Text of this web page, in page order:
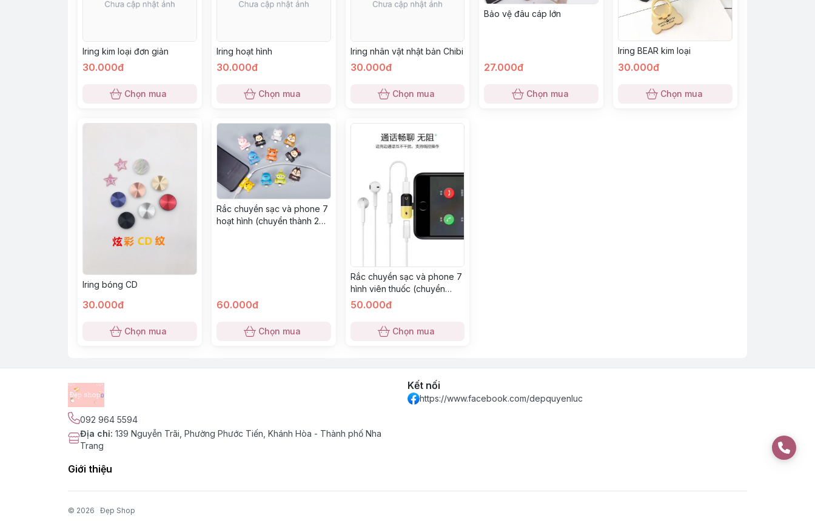
Iring kim loại đơn giản
30.000đ
Chọn mua
Iring hoạt hình
30.000đ
Chọn mua
Iring nhân vật nhật bản Chibi
30.000đ
Chọn mua
Bảo vệ đâu cáp lớn
27.000đ
Chọn mua
Iring BEAR kim loại
30.000đ
Chọn mua
Iring bóng CD
30.000đ
Chọn mua
Rắc chuyền sạc và phone 7
hoạt hình (chuyển thành 2
60.000đ
Chọn mua
Rắc chuyền sạc và phone 7
hình viên thuốc (chuyển
thành 2 rắc dẹp)
50.000đ
Chọn mua
092 964 5594
Địa chỉ: 139 Nguyễn Trãi, Phường Phước Tiến, Khánh Hòa - Thành phố Nha
Trang
Kết nối
https://www.facebook.com/depquyenluc
Giới thiệu
© 2026 Đẹp Shop